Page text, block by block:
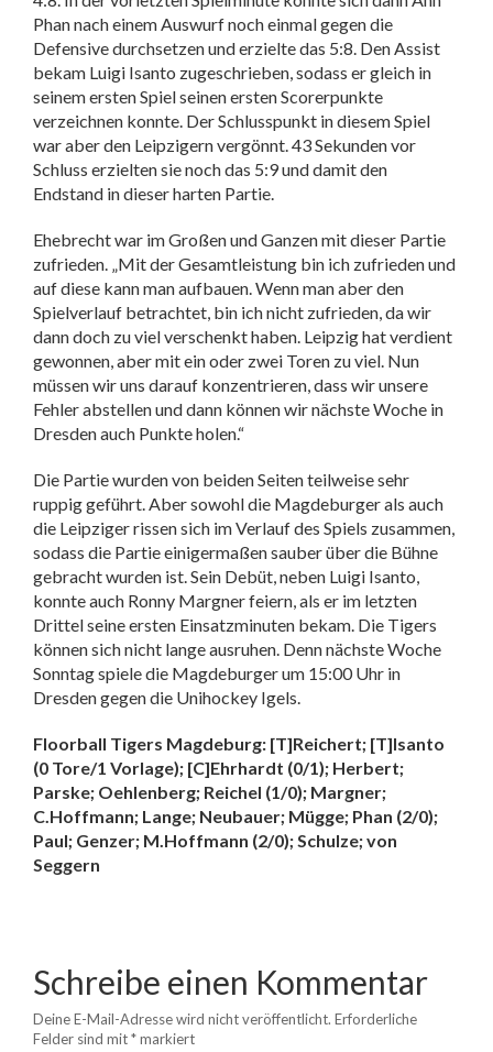
Phan nach einem Auswurf noch einmal gegen die
Defensive durchsetzen und erzielte das 5:8. Den Assist
bekam Luigi Isanto zugeschrieben, sodass er gleich in
seinem ersten Spiel seinen ersten Scorerpunkte
verzeichnen konnte. Der Schlusspunkt in diesem Spiel
war aber den Leipzigern vergönnt. 43 Sekunden vor
Schluss erzielten sie noch das 5:9 und damit den
Endstand in dieser harten Partie.
Ehebrecht war im Großen und Ganzen mit dieser Partie
zufrieden. „Mit der Gesamtleistung bin ich zufrieden und
auf diese kann man aufbauen. Wenn man aber den
Spielverlauf betrachtet, bin ich nicht zufrieden, da wir
dann doch zu viel verschenkt haben. Leipzig hat verdient
gewonnen, aber mit ein oder zwei Toren zu viel. Nun
müssen wir uns darauf konzentrieren, dass wir unsere
Fehler abstellen und dann können wir nächste Woche in
Dresden auch Punkte holen.“
Die Partie wurden von beiden Seiten teilweise sehr
ruppig geführt. Aber sowohl die Magdeburger als auch
die Leipziger rissen sich im Verlauf des Spiels zusammen,
sodass die Partie einigermaßen sauber über die Bühne
gebracht wurden ist. Sein Debüt, neben Luigi Isanto,
konnte auch Ronny Margner feiern, als er im letzten
Drittel seine ersten Einsatzminuten bekam. Die Tigers
können sich nicht lange ausruhen. Denn nächste Woche
Sonntag spiele die Magdeburger um 15:00 Uhr in
Dresden gegen die Unihockey Igels.
Floorball Tigers Magdeburg: [T]Reichert; [T]Isanto
(0 Tore/1 Vorlage); [C]Ehrhardt (0/1); Herbert;
Parske; Oehlenberg; Reichel (1/0); Margner;
C.Hoffmann; Lange; Neubauer; Mügge; Phan (2/0);
Paul; Genzer; M.Hoffmann (2/0); Schulze; von
Seggern
Schreibe einen Kommentar
Deine E-Mail-Adresse wird nicht veröffentlicht. Erforderliche
Felder sind mit*markiert